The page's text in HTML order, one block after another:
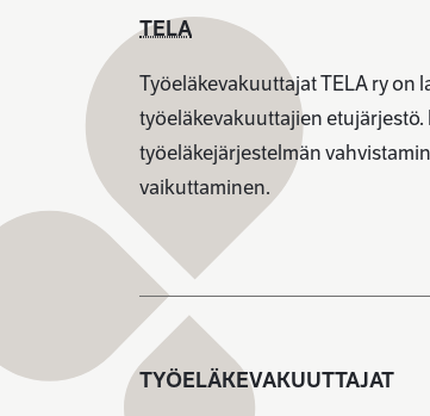
TELA
Työeläkevakuuttajat TELA ry on
työeläkevakuuttajien etujärjestö.
työeläkejärjestelmän
vaikuttaminen.
TYÖELÄKEVAKUUTTAJAT